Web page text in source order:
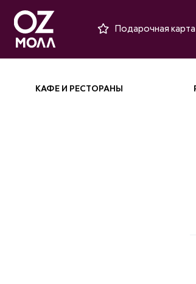
Подарочная карта
КАФЕ И РЕСТОРАНЫ